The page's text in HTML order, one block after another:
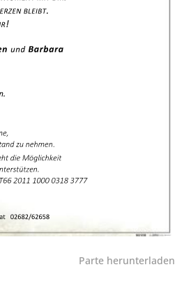
Parte herunterladen